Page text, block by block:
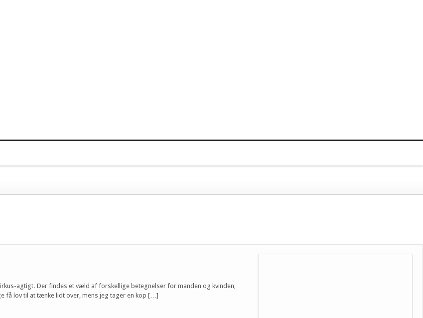
agtigt. Der findes et væld af forskellige betegnelser for manden og kvinden,
få lov til at tænke lidt over, mens jeg tager en kop […]